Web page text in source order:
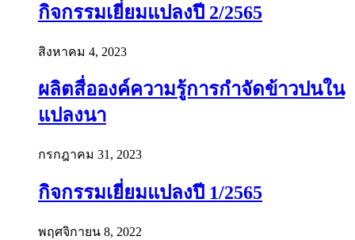
กิจกรรมเยี่ยมแปลงปี 2/2565
สิงหาคม 4, 2023
ผลิตสื่อองค์ความรู้การกำจัดข้าวปนใน
แปลงนา
กรกฎาคม 31, 2023
กิจกรรมเยี่ยมแปลงปี 1/2565
พฤศจิกายน 8, 2022